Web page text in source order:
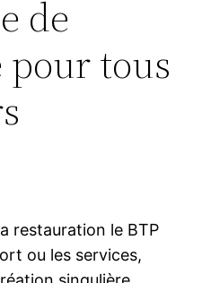
de
tous
restauration le BTP
ou les services,